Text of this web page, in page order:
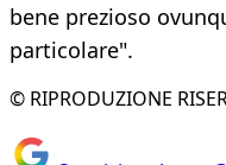
bene prezioso
particolare".
© RIPRODUZIONE